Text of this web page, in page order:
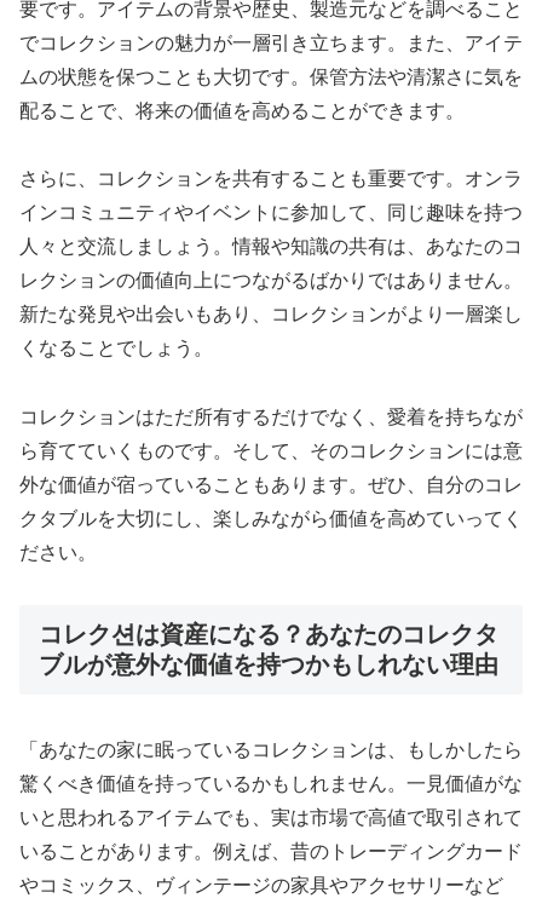
要です。アイテムの背景や歴史、製造元などを調べること
でコレクションの魅力が一層引き立ちます。また、アイテ
ムの状態を保つことも大切です。保管方法や清潔さに気を
配ることで、将来の価値を高めることができます。
さらに、コレクションを共有することも重要です。オンラ
インコミュニティやイベントに参加して、同じ趣味を持つ
人々と交流しましょう。情報や知識の共有は、あなたのコ
レクションの価値向上につながるばかりではありません。
新たな発見や出会いもあり、コレクションがより一層楽し
くなることでしょう。
コレクションはただ所有するだけでなく、愛着を持ちなが
ら育てていくものです。そして、そのコレクションには意
外な価値が宿っていることもあります。ぜひ、自分のコレ
クタブルを大切にし、楽しみながら価値を高めていってく
ださい。
コレク션は資産になる？あなたのコレクタ
ブルが意外な価値を持つかもしれない理由
「あなたの家に眠っているコレクションは、もしかしたら
驚くべき価値を持っているかもしれません。一見価値がな
いと思われるアイテムでも、実は市場で高値で取引されて
いることがあります。例えば、昔のトレーディングカード
やコミックス、ヴィンテージの家具やアクセサリーなど